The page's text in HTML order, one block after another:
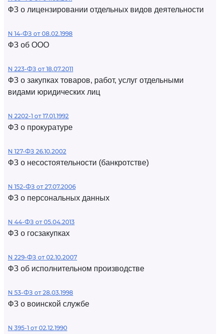
ФЗ о лицензировании отдельных видов деятельности
N 14-ФЗ от 08.02.1998
ФЗ об ООО
N 223-ФЗ от 18.07.2011
ФЗ о закупках товаров, работ, услуг отдельными
видами юридических лиц
N 2202-1 от 17.01.1992
ФЗ о прокуратуре
N 127-ФЗ 26.10.2002
ФЗ о несостоятельности (банкротстве)
N 152-ФЗ от 27.07.2006
ФЗ о персональных данных
N 44-ФЗ от 05.04.2013
ФЗ о госзакупках
N 229-ФЗ от 02.10.2007
ФЗ об исполнительном производстве
N 53-ФЗ от 28.03.1998
ФЗ о воинской службе
N 395-1 от 02.12.1990